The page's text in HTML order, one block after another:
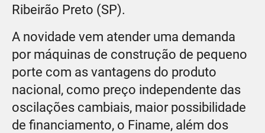
Ribeirão Preto (SP).
A novidade vem atender uma demanda
por máquinas de construção de pequeno
porte com as vantagens do produto
nacional, como preço independente das
oscilações cambiais, maior possibilidade
de financiamento, o Finame, além dos